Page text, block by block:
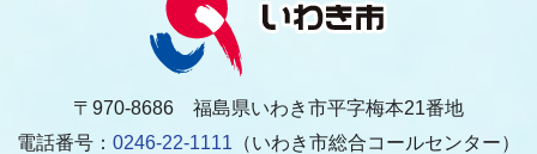
〒970-8686 福島県いわき市平字梅本21番地
電話番号： 0246-22-1111 （いわき市総合コールセンター）